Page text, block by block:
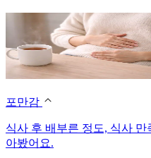
포만감
식사 후 배부른 정도, 식사
아봤어요.